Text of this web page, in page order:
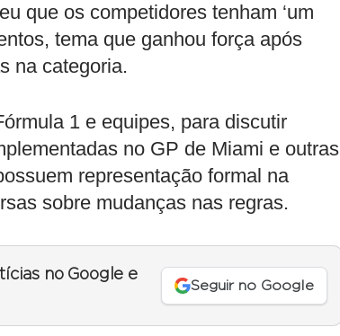
que os competidores tenham ‘um
tema que ganhou força após
na categoria.
1 e equipes, para discutir
no GP de Miami e outras
representação formal na
sobre mudanças nas regras.
no Google e
Seguir no Google